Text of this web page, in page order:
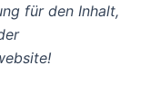
für den Inhalt,